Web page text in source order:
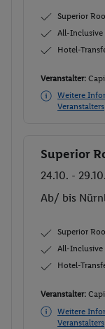
Superior
All-Inclusive
Hotel-
Veranstalter:
Weitere
Veranstalters
Buchen
Superior
24.10. -
Ab/ bis
Superior
All-Inclusive
Hotel-
Veranstalter:
Weitere
Veranstalters